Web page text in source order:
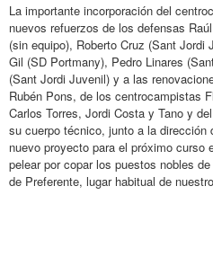
La importante incorporación del
nuevos refuerzos de los defensas
(sin equipo), Roberto Cruz (Sant
Gil (SD Portmany), Pedro Linares
(Sant Jordi Juvenil) y a las
Rubén Pons, de los centrocampistas
Carlos Torres, Jordi Costa y Tano y
su cuerpo técnico, junto a la dirección
nuevo proyecto para el próximo curso
pelear por copar los puestos nobles
de Preferente, lugar habitual de